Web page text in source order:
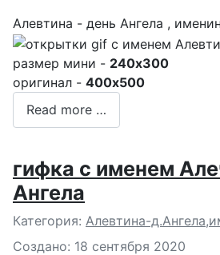
Алевтина - день Ангела ,
размер мини - 240x300
оригинал - 400x500
Read more …
гифка с именем
Ангела
Подробности
Категория: Алевтина-
Создано: 18 сентября 2020